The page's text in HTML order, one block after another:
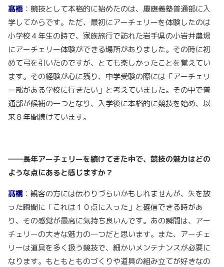
髙橋 ：競技として本格的に始めたのは、慶應義塾普通部に入
学してからです。ただ、最初にアーチェリーを体験したのは
小学校４年生の時で、家族旅行で訪れた岩手県の小岩井農場
にアーチェリー体験ができる場所がありました。その時に初
めて弓を引いたのですが、とても楽しかったことを覚えてい
ます。その経験が心に残り、中学受験の際には「アーチェリ
ー部がある学校に行きたい」と考えていました。その中で普
通部が候補の一つとなり、入学後に本格的に競技を始め、以
来８年間続けています。
――長年アーチェリーを続けてきた中で、競技の魅力はどの
ような点にあると感じますか？
髙橋 ：観客の方には伝わりづらいかもしれませんが、矢を放
った瞬間に「これは１０点に入った」と確信できる時があ
り、その感覚が最高に気持ち良いんです。あの瞬間は、アー
チェリーの大きな魅力の一つだと思います。また、アーチェ
リーは道具を多く扱う競技で、細かいメンテナンスが必要に
なります。もともとものづくりや道具の組み立てが好きなの